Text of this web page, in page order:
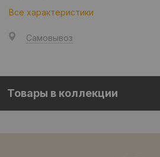
Все характеристики
Самовывоз
Товары в коллекции